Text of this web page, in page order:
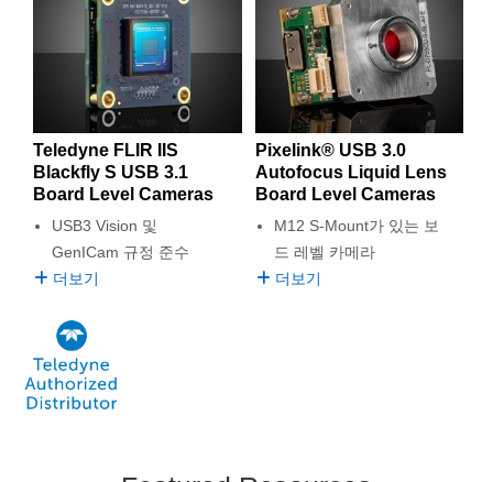
Teledyne FLIR IIS
Blackfly S USB 3.1
Board Level Cameras
USB3 Vision 및
GenICam 규정 준수
더보기
Pixelink® USB 3.0
Autofocus Liquid Lens
Board Level Cameras
M12 S-Mount가 있는 보
드 레벨 카메라
더보기